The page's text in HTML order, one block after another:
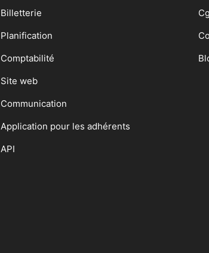
Billetterie
Planification
Comptabilité
Site web
Communication
Application pour les adhérents
API